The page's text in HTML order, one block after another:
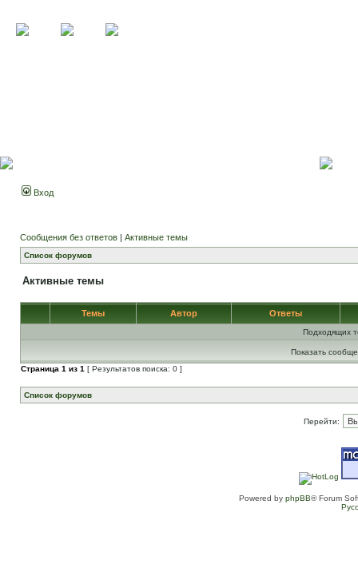
Вход
Сообщения без ответов | Активные темы
Список форумов
Активные темы
Темы Автор Ответы
Подходящих
Показать
Страница 1 из 1 [ Результатов поиска: 0 ]
Список форумов
Перейти:
Powered by phpBB® Forum